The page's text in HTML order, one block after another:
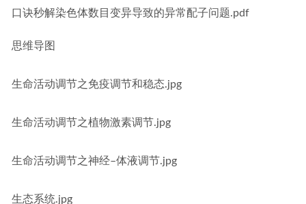
口诀秒解染色体数目变异导致的异常配子问题.pdf
思维导图
生命活动调节之免疫调节和稳态.jpg
生命活动调节之植物激素调节.jpg
生命活动调节之神经–体液调节.jpg
生态系统.jpg